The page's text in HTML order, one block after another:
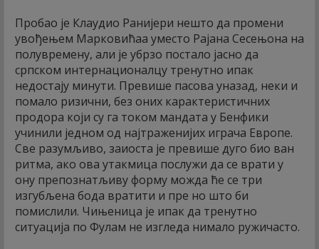
Пробао је Клаудио Ранијери нешто да промени
увођењем Марковићаа уместо Рајана Сесењона на
полувремену, али је убрзо постало јасно да
српском интернационалцу тренутно ипак
недостају минути. Превише пасова уназад, неки и
помало ризични, без оних карактеристичних
продора који су га током мандата у Бенфики
учинили једном од најтраженијих играча Европе.
Све разумљиво, заиоста је превише дуго био ван
ритма, ако ова утакмица послужи да се врати у
ону препознатљиву форму можда ће се три
изгубљена бода вратити и пре но што би
помислили. Чињеница је ипак да тренутно
ситуација по Фулам не изгледа нимало ружичасто.